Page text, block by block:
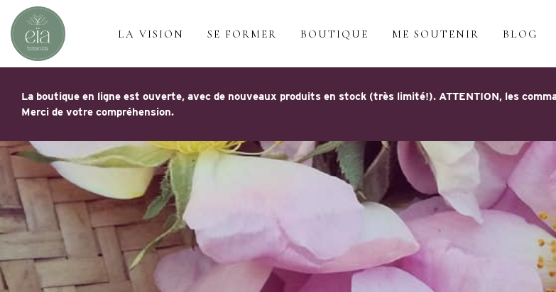
LA VISION SE FORMER BOUTIQUE ME SOUTENIR BLOG
La boutique en ligne est ouverte, avec de nouveaux produits en stock (très limité!). ATTENTION, les
Merci de votre compréhension.